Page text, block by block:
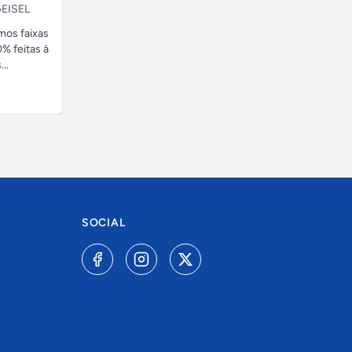
faixas
feitas à
SOCIAL